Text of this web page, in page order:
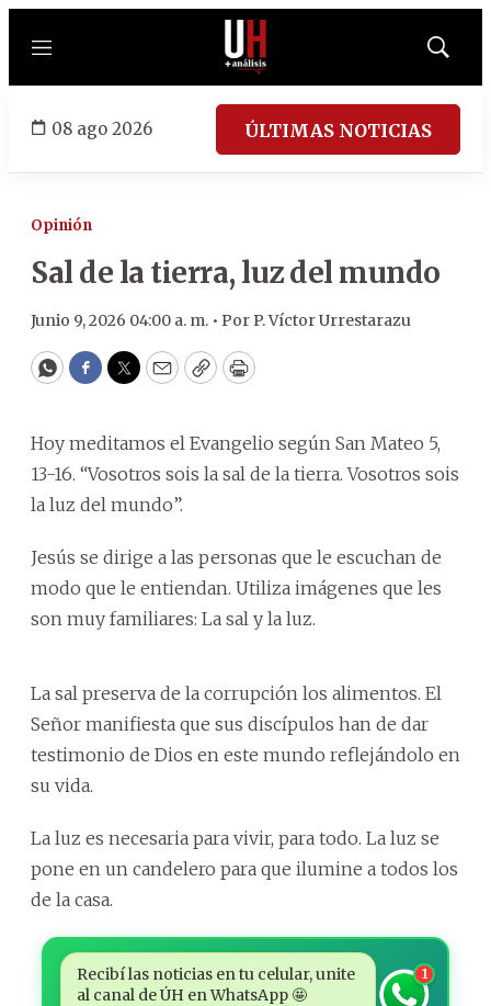
Menú
Mostrar
08 ago 2026 ÚLTIMAS NOTICIAS
Opinión
Sal de la tierra, luz del mundo
Junio 9, 2026 04:00 a. m. • PorP. Víctor Urrestarazu
WhatsApp
Facebook
Twitter
EmailCopyPrint
Hoy meditamos el Evangelio según San Mateo 5,
13-16. “Vosotros sois la sal de la tierra. Vosotros sois
la luz del mundo”.
Jesús se dirige a las personas que le escuchan de
modo que le entiendan. Utiliza imágenes que les
son muy familiares: La sal y la luz.
La sal preserva de la corrupción los alimentos. El
Señor manifiesta que sus discípulos han de dar
testimonio de Dios en este mundo reflejándolo en
su vida.
La luz es necesaria para vivir, para todo. La luz se
pone en un candelero para que ilumine a todos los
de la casa.
Recibí las noticias en tu celular, unite
al canal de ÚH en WhatsApp 🤩
1